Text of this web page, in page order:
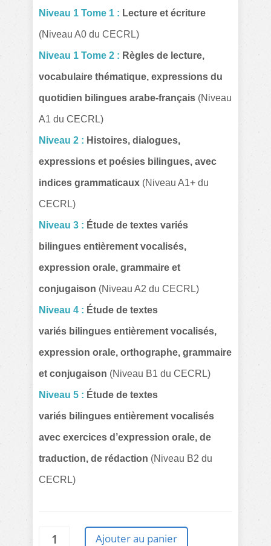
était :
185,00€.
est :
Niveau 1 Tome 1 : Lecture et écriture
(Niveau A0 du CECRL)
Niveau 1 Tome 2 : Règles de lecture,
vocabulaire thématique, expressions du
quotidien bilingues arabe-français (Niveau
A1 du CECRL)
Niveau 2 : Histoires, dialogues,
expressions et poésies bilingues, avec
indices grammaticaux (Niveau A1+ du
CECRL)
Niveau 3 : Étude de textes variés
bilingues entièrement vocalisés,
expression orale, grammaire et
conjugaison (Niveau A2 du CECRL)
Niveau 4 : Étude de textes
variés bilingues entièrement vocalisés,
expression orale, orthographe, grammaire
et conjugaison (Niveau B1 du CECRL)
Niveau 5 : Étude de textes
variés bilingues entièrement vocalisés
avec exercices d’expression orale, de
traduction, de rédaction (Niveau B2 du
CECRL)
Ajouter au panier